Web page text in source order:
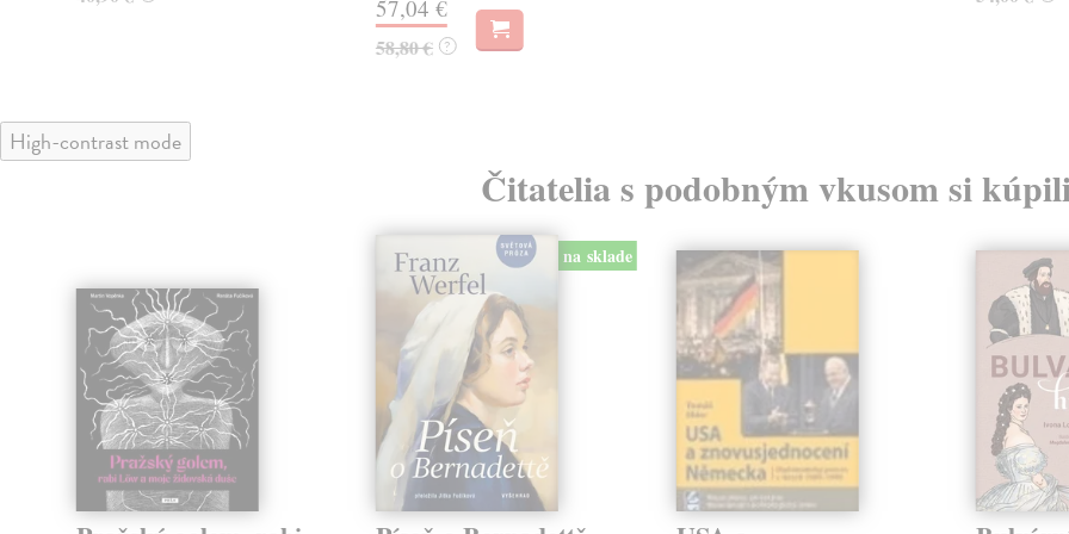
57,04 €
58,80 € ?
High-contrast mode
Čitatelia s podobným vkusom si
na sklade